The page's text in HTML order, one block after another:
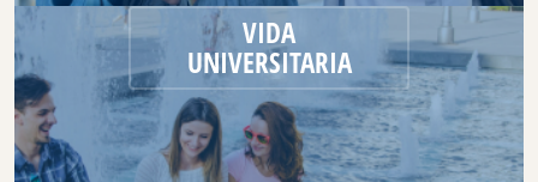
VIDA
UNIVERSITARIA